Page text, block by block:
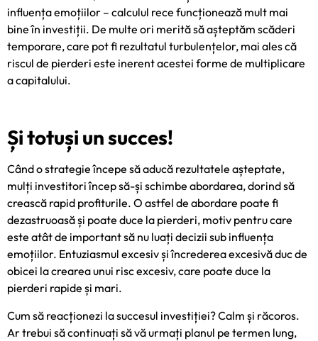
influența emoțiilor – calculul rece funcționează mult mai
bine în investiții. De multe ori merită să așteptăm scăderi
temporare, care pot fi rezultatul turbulențelor, mai ales că
riscul de pierderi este inerent acestei forme de multiplicare
a capitalului.
Și totuși un succes!
Când o strategie începe să aducă rezultatele așteptate,
mulți investitori încep să-și schimbe abordarea, dorind să
crească rapid profiturile. O astfel de abordare poate fi
dezastruoasă și poate duce la pierderi, motiv pentru care
este atât de important să nu luați decizii sub influența
emoțiilor. Entuziasmul excesiv și încrederea excesivă duc de
obicei la crearea unui risc excesiv, care poate duce la
pierderi rapide și mari.
Cum să reacționezi la succesul investiției? Calm și răcoros.
Ar trebui să continuați să vă urmați planul pe termen lung,